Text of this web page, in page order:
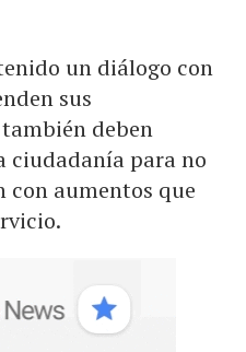
un diálogo con
sus
deben
ciudadanía para no
con aumentos que